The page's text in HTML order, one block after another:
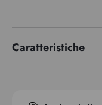
Caratteristiche